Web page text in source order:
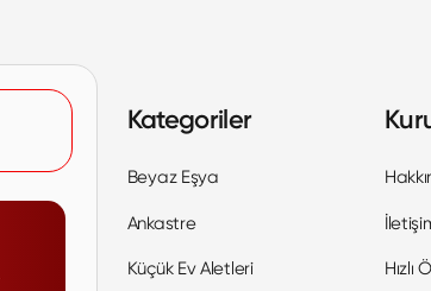
Kategoriler
Beyaz Eşya
Ankastre
Küçük Ev Aletleri Hızlı